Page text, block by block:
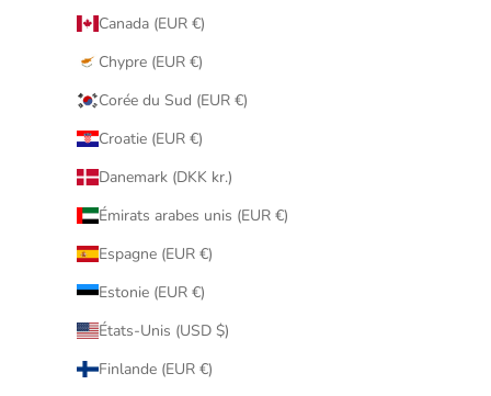
Canada (EUR €)
Chypre (EUR €)
Corée du Sud (EUR €)
Croatie (EUR €)
Danemark (DKK kr.)
Émirats arabes unis (EUR €)
Espagne (EUR €)
Estonie (EUR €)
États-Unis (USD $)
Finlande (EUR €)